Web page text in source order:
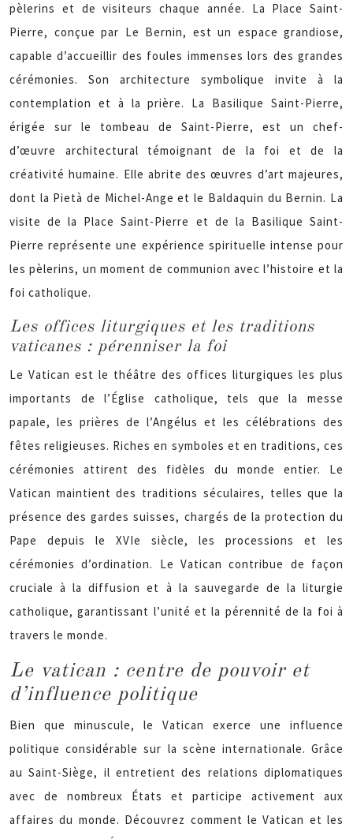
pèlerins et de visiteurs chaque année. La Place Saint-
Pierre, conçue par Le Bernin, est un espace grandiose,
capable d’accueillir des foules immenses lors des grandes
cérémonies. Son architecture symbolique invite à la
contemplation et à la prière. La Basilique Saint-Pierre,
érigée sur le tombeau de Saint-Pierre, est un chef-
d’œuvre architectural témoignant de la foi et de la
créativité humaine. Elle abrite des œuvres d’art majeures,
dont la Pietà de Michel-Ange et le Baldaquin du Bernin. La
visite de la Place Saint-Pierre et de la Basilique Saint-
Pierre représente une expérience spirituelle intense pour
les pèlerins, un moment de communion avec l’histoire et la
foi catholique.
Les offices liturgiques et les traditions
vaticanes : pérenniser la foi
Le Vatican est le théâtre des offices liturgiques les plus
importants de l’Église catholique, tels que la messe
papale, les prières de l’Angélus et les célébrations des
fêtes religieuses. Riches en symboles et en traditions, ces
cérémonies attirent des fidèles du monde entier. Le
Vatican maintient des traditions séculaires, telles que la
présence des gardes suisses, chargés de la protection du
Pape depuis le XVIe siècle, les processions et les
cérémonies d’ordination. Le Vatican contribue de façon
cruciale à la diffusion et à la sauvegarde de la liturgie
catholique, garantissant l’unité et la pérennité de la foi à
travers le monde.
Le vatican : centre de pouvoir et
d’influence politique
Bien que minuscule, le Vatican exerce une influence
politique considérable sur la scène internationale. Grâce
au Saint-Siège, il entretient des relations diplomatiques
avec de nombreux États et participe activement aux
affaires du monde. Découvrez comment le Vatican et les